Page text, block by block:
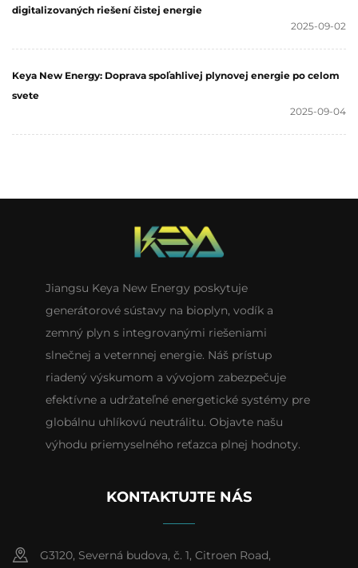
digitalizovaných riešení čistej energie
2025-09-02
Keya New Energy: Doprava spoľahlivej plynovej energie po celom
svete
2025-09-04
Jiangsu Keya New Energy poskytuje
generátorové sústavy na bioplyn, vodík a
zemný plyn s integrovanými riešeniami
slnečnej a veternnej energie. Náš prístup
riadený výskumom a vývojom zabezpečuje
efektívne a udržateľné energetické systémy pre
globálnu uhlíkovú neutrálitu. Objavte našu
výhodu priemyselného reťazca plnej hodnoty.
KONTAKTUJTE NÁS
G3120, Severná budova, č. 1, Citroen Road,